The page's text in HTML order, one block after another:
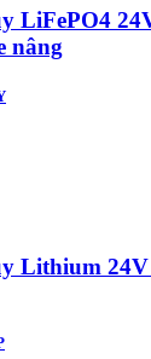
LiFePO4
nâng
Lithium 24V